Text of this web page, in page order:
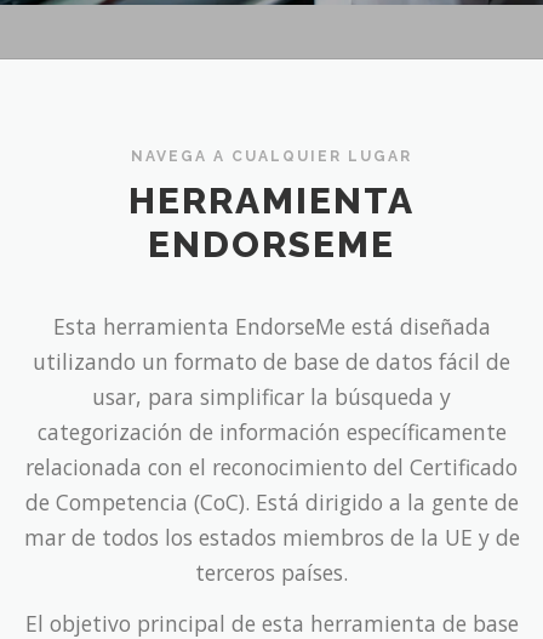
NAVEGA A CUALQUIER LUGAR
HERRAMIENTA
ENDORSEME
Esta herramienta EndorseMe está diseñada
utilizando un formato de base de datos fácil de
usar, para simplificar la búsqueda y
categorización de información específicamente
relacionada con el reconocimiento del Certificado
de Competencia (CoC). Está dirigido a la gente de
mar de todos los estados miembros de la UE y de
terceros países.
El objetivo principal de esta herramienta de base